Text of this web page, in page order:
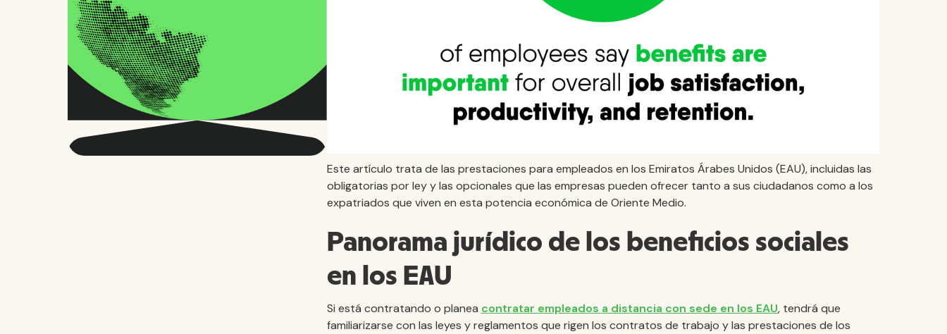
Este artículo trata de las prestaciones para empleados en los Emiratos Árabes Unidos (EAU), incluidas las
obligatorias por ley y las opcionales que las empresas pueden ofrecer tanto a sus ciudadanos como a los
expatriados que viven en esta potencia económica de Oriente Medio.
Panorama jurídico de los beneficios sociales
en los EAU
Si está contratando o planea contratar empleados a distancia con sede en los EAU, tendrá que
familiarizarse con las leyes y reglamentos que rigen los contratos de trabajo y las prestaciones de los